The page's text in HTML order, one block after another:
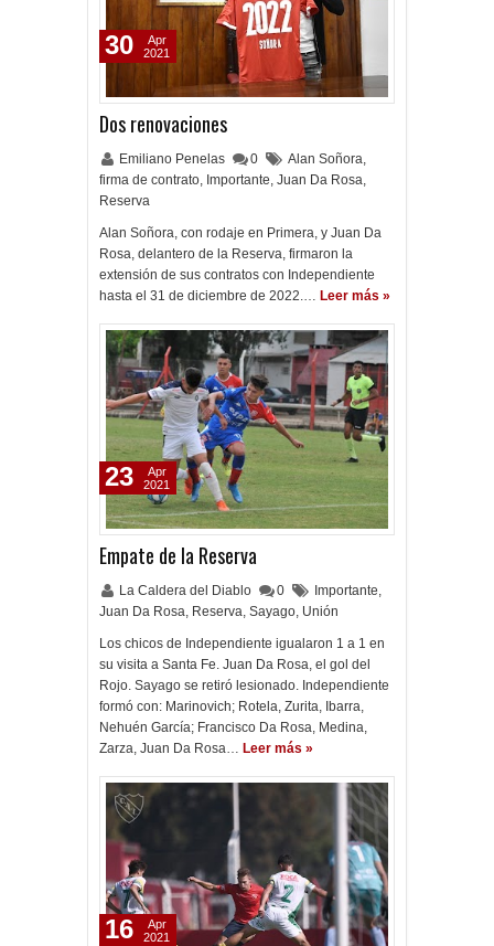
Dos renovaciones
Emiliano Penelas 0 Alan Soñora,
firma de contrato, Importante, Juan Da Rosa,
Reserva
Alan Soñora, con rodaje en Primera, y Juan Da
Rosa, delantero de la Reserva, firmaron la
extensión de sus contratos con Independiente
hasta el 31 de diciembre de 2022.… Leer más »
30
Apr
2021
Empate de la Reserva
La Caldera del Diablo 0 Importante,
Juan Da Rosa, Reserva, Sayago, Unión
Los chicos de Independiente igualaron 1 a 1 en
su visita a Santa Fe. Juan Da Rosa, el gol del
Rojo. Sayago se retiró lesionado. Independiente
formó con: Marinovich; Rotela, Zurita, Ibarra,
Nehuén García; Francisco Da Rosa, Medina,
Zarza, Juan Da Rosa… Leer más »
23
Apr
2021
16
Apr
2021